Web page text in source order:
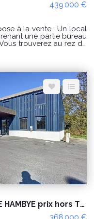
439 000 €
vente : Un local
une partie bureau
m2 Les bureau sont
à l'étage. parking
portail. CLASSE
: B Montant estimé des
un usage standard : 3
sont disponibles sur
:
02 33 61 40
59 85.
Bâtiment et bureau à VENDRE HAMBYE prix hors TVA